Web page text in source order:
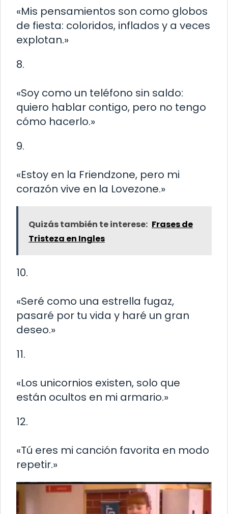
«Mis pensamientos son como globos
de fiesta: coloridos, inflados y a veces
explotan.»
8.
«Soy como un teléfono sin saldo:
quiero hablar contigo, pero no tengo
cómo hacerlo.»
9.
«Estoy en la Friendzone, pero mi
corazón vive en la Lovezone.»
Quizás también te interese: Frases de
Tristeza en Ingles
10.
«Seré como una estrella fugaz,
pasaré por tu vida y haré un gran
deseo.»
11.
«Los unicornios existen, solo que
están ocultos en mi armario.»
12.
«Tú eres mi canción favorita en modo
repetir.»